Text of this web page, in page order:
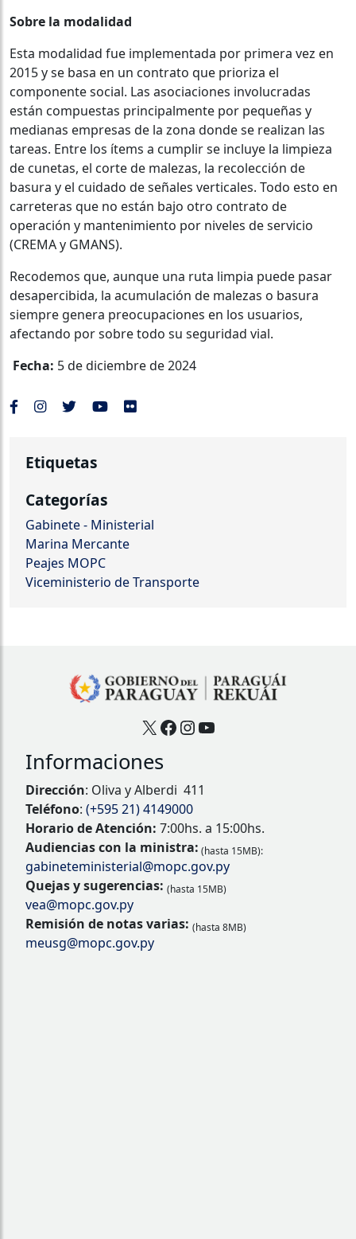
Sobre la modalidad
Esta modalidad fue implementada por primera vez en
2015 y se basa en un contrato que prioriza el
componente social. Las asociaciones involucradas
están compuestas principalmente por pequeñas y
medianas empresas de la zona donde se realizan las
tareas. Entre los ítems a cumplir se incluye la limpieza
de cunetas, el corte de malezas, la recolección de
basura y el cuidado de señales verticales. Todo esto en
carreteras que no están bajo otro contrato de
operación y mantenimiento por niveles de servicio
(CREMA y GMANS).
Recodemos que, aunque una ruta limpia puede pasar
desapercibida, la acumulación de malezas o basura
siempre genera preocupaciones en los usuarios,
afectando por sobre todo su seguridad vial.
Fecha: 5 de diciembre de 2024
Etiquetas
Categorías
Gabinete - Ministerial
Marina Mercante
Peajes MOPC
Viceministerio de Transporte
X Facebook
Instagram
YouTube
Informaciones
Dirección: Oliva y Alberdi 411
Teléfono: (+595 21) 4149000
Horario de Atención: 7:00hs. a 15:00hs.
Audiencias con la ministra: (hasta 15MB):
gabineteministerial@mopc.gov.py
Quejas y sugerencias: (hasta 15MB)
vea@mopc.gov.py
Remisión de notas varias: (hasta 8MB)
meusg@mopc.gov.py